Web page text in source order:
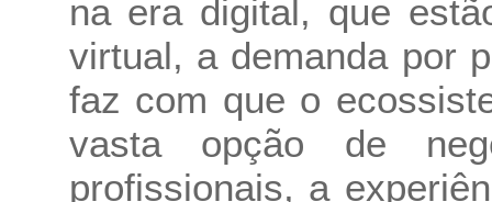
na era digital, que
virtual, a demanda por
faz com que o
vasta opção de
profissionais, a